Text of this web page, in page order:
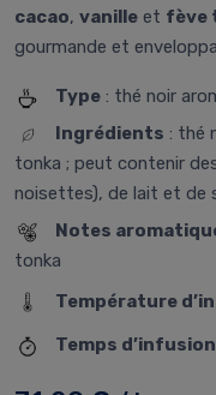
cacao, vanille et fève
gourmande et
Type : thé noir
Ingrédients : thé
tonka ; peut contenir
noisettes), de lait et de
Notes
tonka
Température
Temps d’infusion